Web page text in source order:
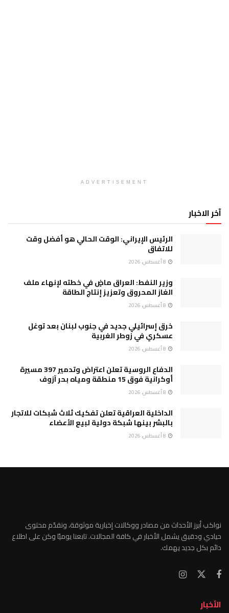
ADVERTISEMENT
آخر الاخبار
الرئيس الإيراني: الوقت الحالي هو أفضل وقت
للاتفاق
وزير النفط: العراق ماضٍ في خطته لإنهاء ملف
الغاز المحروق وتعزيز إنتاج الطاقة
خرق إسرائيلي جديد في جنوب لبنان بعد توغل
عسكري في زوطر الغربية
الدفاع الروسية تعلن اعتراض وتدمير 397 مسيرة
أوكرانية فوق 15 منطقة ومياه بحر آزوف
الداخلية العراقية تعلن تفكيك ثلاث شبكات للاتجار
بالبشر بينها شبكة دولية لبيع الأعضاء
نواكب أبرز الأحداث من مصادر ووكالات إخبارية موثوقة، ونقدّم محتوى
حيادي ودقيق يشمل الأخبار في كافة المجالات. تابعنا يوميًا وكن على اطلاع
دائم بكل جديد يهمك.
الأخبار